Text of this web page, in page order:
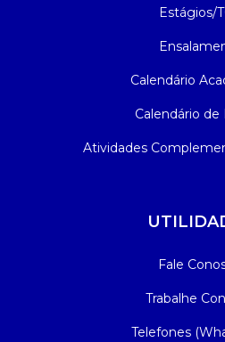
Estágios/
Calendário
Calendário de
Atividades
Fale
Trabalhe
Telefones